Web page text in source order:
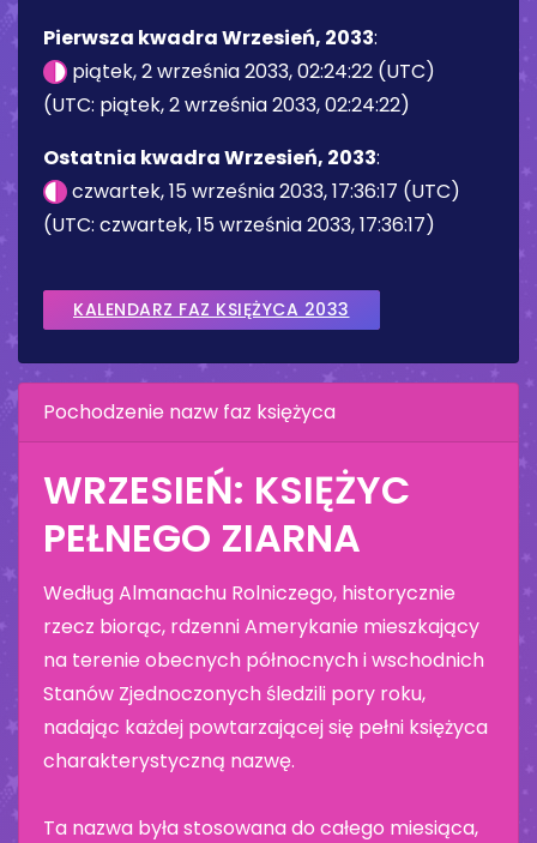
Pierwsza kwadra Wrzesień, 2033:
piątek, 2 września 2033, 02:24:22 (UTC)
(UTC: piątek, 2 września 2033, 02:24:22)
Ostatnia kwadra Wrzesień, 2033:
czwartek, 15 września 2033, 17:36:17 (UTC)
(UTC: czwartek, 15 września 2033, 17:36:17)
KALENDARZ FAZ KSIĘŻYCA 2033
Pochodzenie nazw faz księżyca
WRZESIEŃ: KSIĘŻYC
PEŁNEGO ZIARNA
Według Almanachu Rolniczego, historycznie
rzecz biorąc, rdzenni Amerykanie mieszkający
na terenie obecnych północnych i wschodnich
Stanów Zjednoczonych śledzili pory roku,
nadając każdej powtarzającej się pełni księżyca
charakterystyczną nazwę.
Ta nazwa była stosowana do całego miesiąca,